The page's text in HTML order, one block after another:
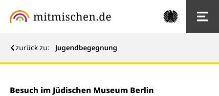
zurück zu: Jugendbegegnung
Besuch im Jüdischen Museum Berlin